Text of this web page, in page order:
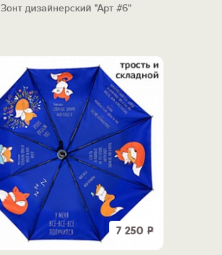
Зонт дизайнерский "Арт #6"
7 250 Р